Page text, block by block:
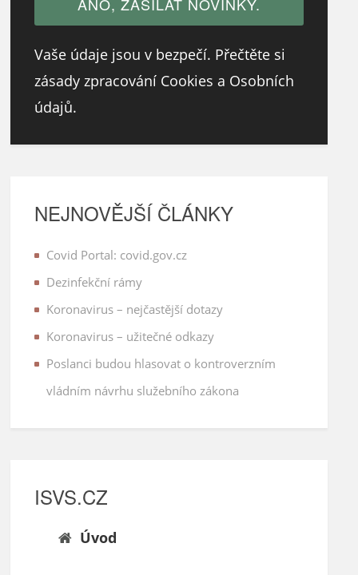
Vaše údaje jsou v bezpečí. Přečtěte si
zásady zpracování Cookies a Osobních
údajů.
NEJNOVĚJŠÍ ČLÁNKY
Covid Portal: covid.gov.cz
Dezinfekční rámy
Koronavirus – nejčastější dotazy
Koronavirus – užitečné odkazy
Poslanci budou hlasovat o kontroverzním
vládním návrhu služebního zákona
ISVS.CZ
Úvod